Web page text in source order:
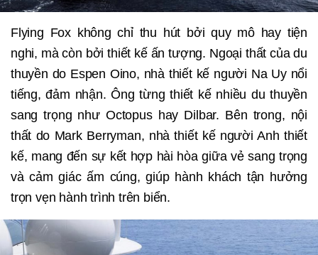
Flying Fox không chỉ thu hút bởi quy mô hay tiện
nghi, mà còn bởi thiết kế ấn tượng. Ngoại thất của du
thuyền do Espen Oino, nhà thiết kế người Na Uy nổi
tiếng, đảm nhận. Ông từng thiết kế nhiều du thuyền
sang trọng như Octopus hay Dilbar. Bên trong, nội
thất do Mark Berryman, nhà thiết kế người Anh thiết
kế, mang đến sự kết hợp hài hòa giữa vẻ sang trọng
và cảm giác ấm cúng, giúp hành khách tận hưởng
trọn vẹn hành trình trên biển.